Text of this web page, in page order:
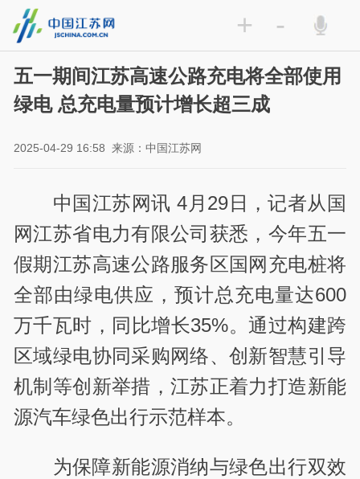
+ -
五一期间江苏高速公路充电将全部使用
绿电 总充电量预计增长超三成
2025-04-29 16:58 来源：中国江苏网
中国江苏网讯 4月29日，记者从国
网江苏省电力有限公司获悉，今年五一
假期江苏高速公路服务区国网充电桩将
全部由绿电供应，预计总充电量达600
万千瓦时，同比增长35%。通过构建跨
区域绿电协同采购网络、创新智慧引导
机制等创新举措，江苏正着力打造新能
源汽车绿色出行示范样本。
为保障新能源消纳与绿色出行双效